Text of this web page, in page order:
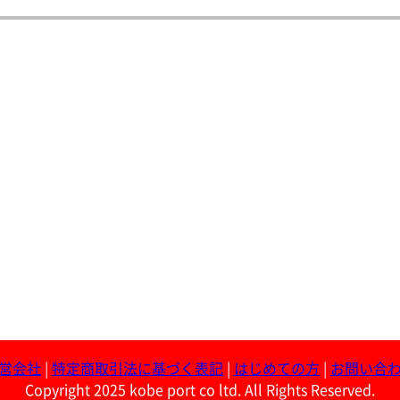
会社 特定商取引法に基づく表記 はじめての方
お問い合
Copyright 2025 kobe port co ltd. All Rights Reserved.